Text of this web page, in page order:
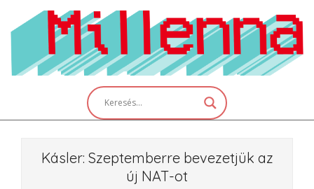
content
Kásler: Szeptemberre bevezetjük az
új NAT-ot